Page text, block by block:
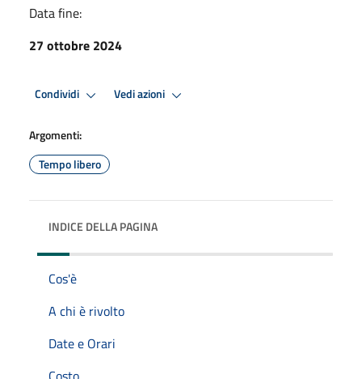
Data fine:
27 ottobre 2024
Condividi Vedi azioni
Argomenti:
Tempo libero
INDICE DELLA PAGINA
Cos'è
A chi è rivolto
Date e Orari